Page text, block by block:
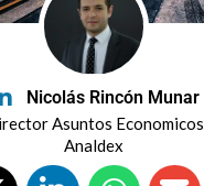
Nicolás Rincón Munar
Asuntos Economicos
Analdex